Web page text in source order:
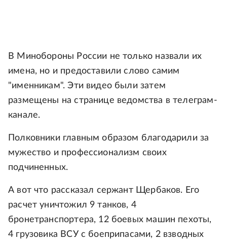
В Минобороны России не только назвали их
имена, но и предоставили слово самим
"именникам". Эти видео были затем
размещены на странице ведомства в телеграм-
канале.
Полковники главным образом благодарили за
мужество и профессионализм своих
подчиненных.
А вот что рассказал сержант Щербаков. Его
расчет уничтожил 9 танков, 4
бронетранспортера, 12 боевых машин пехоты,
4 грузовика ВСУ с боеприпасами, 2 взводных